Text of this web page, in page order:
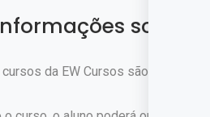
sobre o
da EW Cursos são gratuitos.